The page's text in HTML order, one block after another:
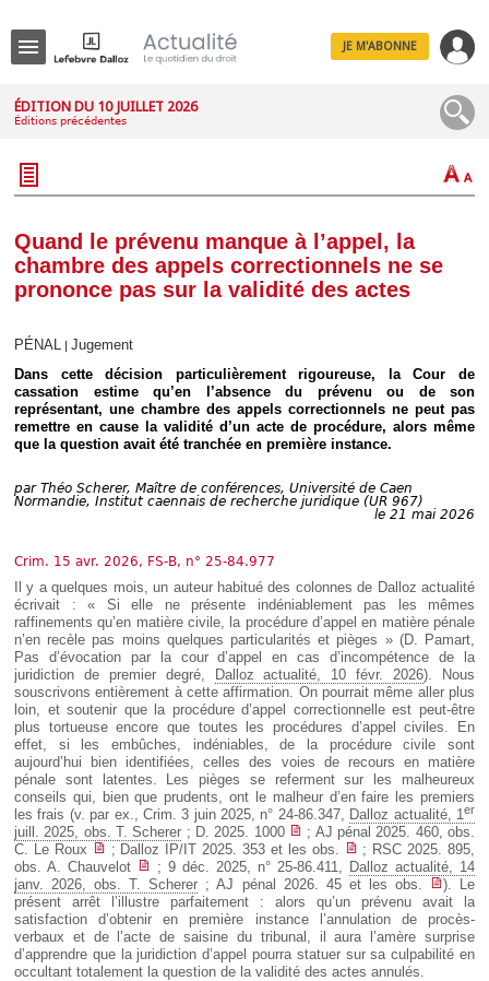
IT
JE M'ABONNE
ÉDITION DU 10 JUILLET 2026
Éditions précédentes
Quand le prévenu manque à l’appel, la
chambre des appels correctionnels ne se
prononce pas sur la validité des actes
PÉNAL
Jugement
Dans cette décision particulièrement rigoureuse, la Cour de
cassation estime qu’en l’absence du prévenu ou de son
représentant, une chambre des appels correctionnels ne peut pas
remettre en cause la validité d’un acte de procédure, alors même
que la question avait été tranchée en première instance.
par Théo Scherer, Maître de conférences, Université de Caen
Normandie, Institut caennais de recherche juridique (UR 967)
le 21 mai 2026
Crim. 15 avr. 2026, FS-B, n° 25-84.977
Il y a quelques mois, un auteur habitué des colonnes de Dalloz actualité
écrivait : « Si elle ne présente indéniablement pas les mêmes
raffinements qu’en matière civile, la procédure d’appel en matière pénale
n’en recèle pas moins quelques particularités et pièges » (D. Pamart,
Pas d’évocation par la cour d’appel en cas d’incompétence de la
juridiction de premier degré,
Dalloz actualité, 10 févr. 2026). Nous
souscrivons entièrement à cette affirmation. On pourrait même aller plus
loin, et soutenir que la procédure d’appel correctionnelle est peut-être
plus tortueuse encore que toutes les procédures d’appel civiles. En
effet, si les embûches, indéniables, de la procédure civile sont
aujourd’hui bien identifiées, celles des voies de recours en matière
pénale sont latentes. Les pièges se referment sur les malheureux
conseils qui, bien que prudents, ont le malheur d’en faire les premiers
les frais (v. par ex., Crim. 3 juin 2025, n° 24-86.347,
Dalloz actualité, 1er
juill. 2025, obs. T. Scherer ; D. 2025. 1000
; AJ pénal 2025. 460, obs.
C. Le Roux
; Dalloz IP/IT 2025. 353 et les obs.
; RSC 2025. 895,
obs. A. Chauvelot
; 9 déc. 2025, n° 25-86.411,
Dalloz actualité, 14
janv. 2026, obs. T. Scherer ; AJ pénal 2026. 45 et les obs.
). Le
présent arrêt l’illustre parfaitement : alors qu’un prévenu avait la
satisfaction d’obtenir en première instance l’annulation de procès-
verbaux et de l’acte de saisine du tribunal, il aura l’amère surprise
d’apprendre que la juridiction d’appel pourra statuer sur sa culpabilité en
occultant totalement la question de la validité des actes annulés.